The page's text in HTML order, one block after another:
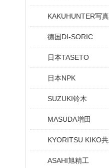
KAKUHUNTER写
德国DI-SORIC
日本TASETO
日本NPK
SUZUKI铃木
MASUDA增田
KYORITSU KIKO
ASAHI旭精工